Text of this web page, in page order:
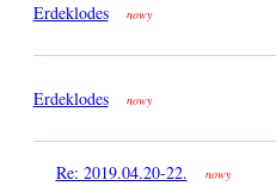
Erdeklodes nowy
Erdeklodes nowy
Re: 2019.04.20-22. nowy